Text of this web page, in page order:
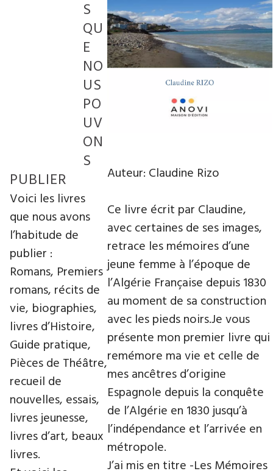
Auteur: Claudine Rizo
Ce livre écrit par Claudine,
avec certaines de ses images,
retrace les mémoires d’une
jeune femme à l’époque de
l’Algérie Française depuis 1830
au moment de sa construction
avec les pieds noirs.Je vous
présente mon premier livre qui
remémore ma vie et celle de
mes ancêtres d’origine
Espagnole depuis la conquête
de l’Algérie en 1830 jusqu’à
l’indépendance et l’arrivée en
métropole.
J’ai mis en titre -Les Mémoires
S
QU
E
NO
US
PO
UV
ON
S
PUBLIER
Voici les livres
que nous avons
l’habitude de
publier :
Romans, Premiers
romans, récits de
vie, biographies,
livres d’Histoire,
Guide pratique,
Pièces de Théâtre,
recueil de
nouvelles, essais,
livres jeunesse,
livres d’art, beaux
livres.